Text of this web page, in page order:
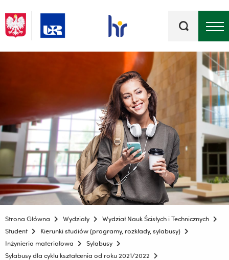
kluczowe
Strona Główna Wydziały
Wydział Nauk Ścisłych i Technicznych
Student
Kierunki studiów (programy, rozkłady, sylabusy)
Inżynieria materiałowa
Sylabusy
Sylabusy dla cyklu kształcenia od roku 2021/2022